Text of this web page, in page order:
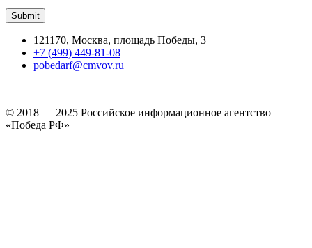
121170, Москва, площадь Победы, 3
+7 (499) 449-81-08
pobedarf@cmvov.ru
© 2018 — 2025 Российское информационное агентство
«Победа РФ»